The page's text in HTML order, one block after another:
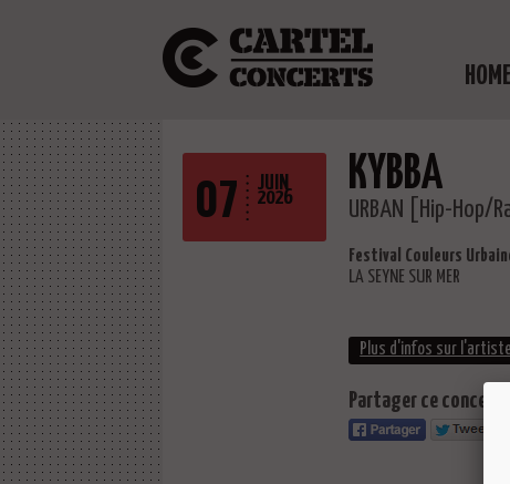
HOME
07 JUIN
2026 KYBBA
URBAN [Hip-Hop/
Festival Couleurs
LA SEYNE SUR MER
Plus d'infos sur l'artiste
Partager ce concert :